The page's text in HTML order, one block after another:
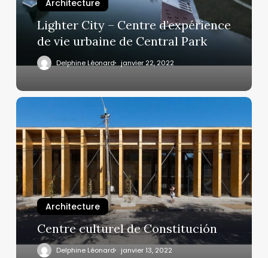
Architecture
Lighter City – Centre d’expérience
de vie urbaine de Central Park
Delphine Léonard janvier 22, 2022
Architecture
Centre culturel de Constitución
Delphine Léonard janvier 13, 2022